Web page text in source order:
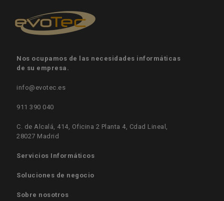
Nos ocupamos de las necesidades informáticas
de su empresa.
info@evotec.es
911 390 040
C. de Alcalá, 414, Oficina 2 Planta 4, Cdad Lineal,
28027 Madrid
Servicios Informáticos
Soluciones de negocio
Sobre nosotros